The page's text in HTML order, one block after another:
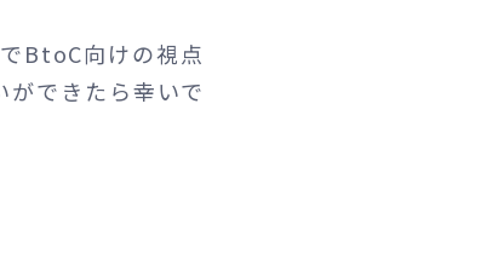
BtoC向けの視点
できたら幸いで